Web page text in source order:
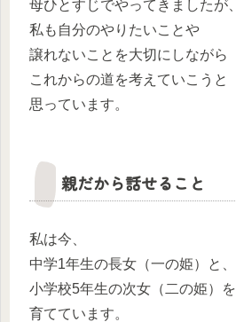
母ひとすじでやってきましたが、
私も自分のやりたいことや
譲れないことを大切にしながら
これからの道を考えていこうと
思っています。
親だから話せること
私は今、
中学1年生の長女（一の姫）と、
小学校5年生の次女（二の姫）を
育てています。